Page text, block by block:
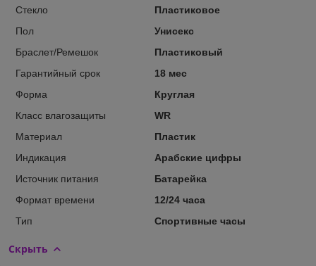
Стекло
Пластиковое
Пол
Унисекс
Браслет/Ремешок
Пластиковый
Гарантийный срок
18 мес
Форма
Круглая
Класс влагозащиты
WR
Материал
Пластик
Индикация
Арабские цифры
Источник питания
Батарейка
Формат времени
12/24 часа
Тип
Спортивные часы
Скрыть